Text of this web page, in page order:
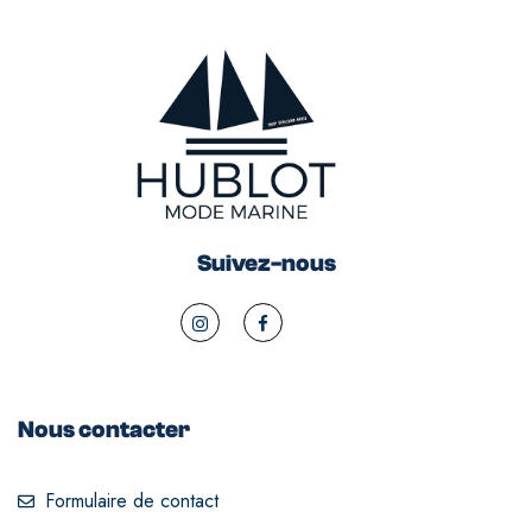
Suivez-nous
Nous contacter
Formulaire de contact